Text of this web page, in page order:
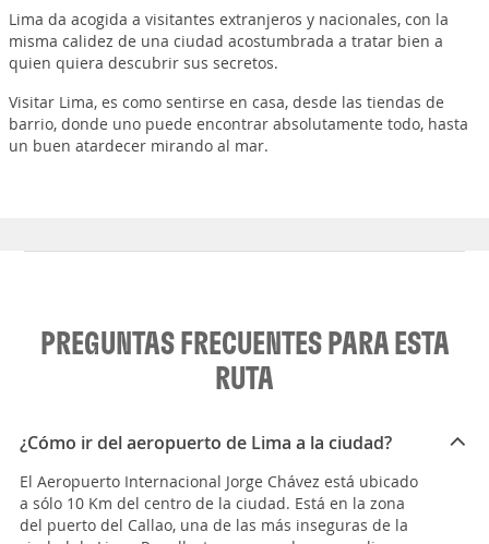
Lima da acogida a visitantes extranjeros y nacionales, con la
misma calidez de una ciudad acostumbrada a tratar bien a
quien quiera descubrir sus secretos.
Visitar Lima, es como sentirse en casa, desde las tiendas de
barrio, donde uno puede encontrar absolutamente todo, hasta
un buen atardecer mirando al mar.
PREGUNTAS FRECUENTES PARA ESTA
RUTA
¿Cómo ir del aeropuerto de Lima a la ciudad?
El Aeropuerto Internacional Jorge Chávez está ubicado
a sólo 10 Km del centro de la ciudad. Está en la zona
del puerto del Callao, una de las más inseguras de la